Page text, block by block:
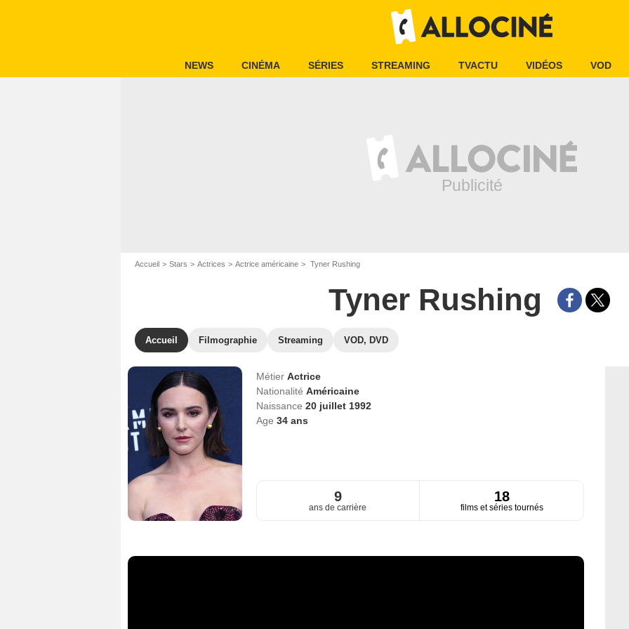
NEWS CINÉMA SÉRIES STREAMING TVACTU VIDÉOS VOD
Accueil Stars Actrices Actrice américaine Tyner Rushing
Tyner Rushing
Accueil Filmographie Streaming VOD, DVD
Métier Actrice
Nationalité Américaine
Naissance 20 juillet 1992
Age 34ans
9
ans de carrière
18
films et séries tournés